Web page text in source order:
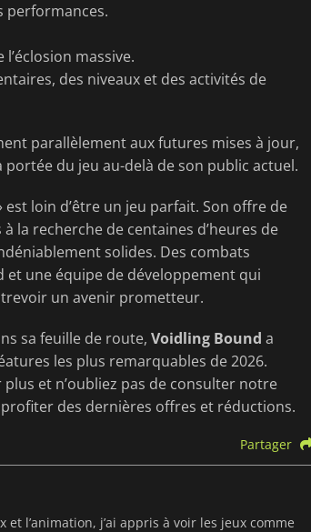
performances.
massive.
des niveaux et des activités de
parallèlement aux futures mises à jour,
du jeu au-delà de son public actuel.
est loin d’être un jeu parfait. Son offre de
la recherche de centaines d’heures de
solides. Des combats
une équipe de développement qui
un avenir prometteur.
sa feuille de route, Voidling Bound a
les plus remarquables de 2026.
et n’oubliez pas de consulter notre
des dernières offres et réductions.
Partager
l’animation, j’ai appris à voir les jeux comme